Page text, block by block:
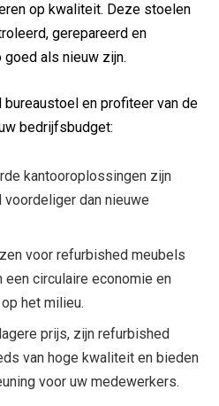
op kwaliteit. Deze stoelen
gerepareerd en
als nieuw zijn.
en profiteer van de
bedrijfsbudget:
kantooroplossingen zijn
dan nieuwe
voor refurbished meubels
een circulaire economie en
het milieu.
prijs, zijn refurbished
van hoge kwaliteit en bieden
voor uw medewerkers.